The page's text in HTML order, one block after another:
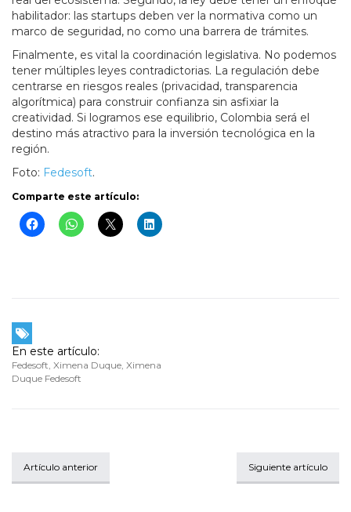
habilitador: las startups deben ver la normativa como un
marco de seguridad, no como una barrera de trámites.
Finalmente, es vital la coordinación legislativa. No podemos
tener múltiples leyes contradictorias. La regulación debe
centrarse en riesgos reales (privacidad, transparencia
algorítmica) para construir confianza sin asfixiar la
creatividad. Si logramos ese equilibrio, Colombia será el
destino más atractivo para la inversión tecnológica en la
región.
Foto: Fedesoft.
Comparte este artículo:
En este artículo:
Fedesoft, Ximena Duque, Ximena
Duque Fedesoft
Artículo anterior Siguiente artículo